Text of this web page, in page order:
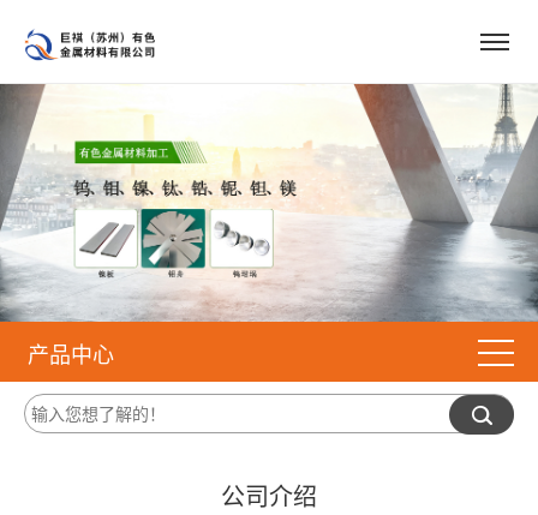
产品中心
公司介绍